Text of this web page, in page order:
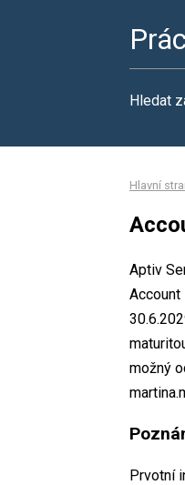
Hledat
Hlavní
Aptiv
Account
možný
Prvotní